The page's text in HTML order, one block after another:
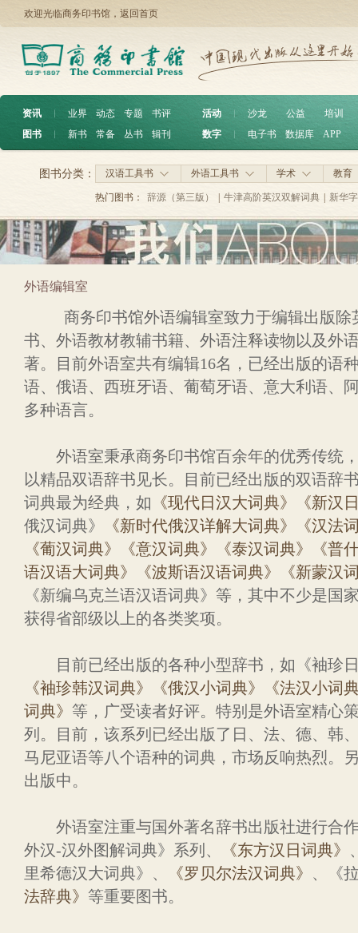
欢迎光临商务印书馆， 返回首页
资讯 ︱ 业界 动态 专题
书评
图书
︱ 新书 常备 丛书 辑刊
活动 沙龙 公益
培训
数字
电子书 数据库 APP
汉语工具书 外语工具书 学术 教育
图书分类：
热门图书： 辞源（第三版） 牛津高阶英汉双解词典 新华
外语编辑室
商务印书馆外语编辑室致力于编辑出版除
书、外语教材教辅书籍、外语注释读物以及外
著。目前外语室共有编辑16名，已经出版的语
语、俄语、西班牙语、葡萄牙语、意大利语、
多种语言。
外语室秉承商务印书馆百余年的优秀传统
以精品双语辞书见长。目前已经出版的双语辞
词典最为经典，如 《现代日汉大词典》
《新汉
俄汉词典》
《新时代俄汉详解大词典》
《汉法
《葡汉词典》
《意汉词典》 《泰汉词典》
《普
语汉语大词典》
《波斯语汉语词典》
《新蒙汉
《新编乌克兰语汉语词典》等，其中不少是国
获得省部级以上的各类奖项。
目前已经出版的各种小型辞书，如《袖珍
《袖珍韩汉词典》
《俄汉小词典》
《法汉小词
词典》 等，广受读者好评。特别是外语室精心
列。目前，该系列已经出版了日、法、德、韩
马尼亚语等八个语种的词典，市场反响热烈。
出版中。
外语室注重与国外著名辞书出版社进行合
外汉-汉外图解词典》系列、
《东方汉日词典》
里希德汉大词典》、
《罗贝尔法汉词典》 、《
法辞典》 等重要图书。